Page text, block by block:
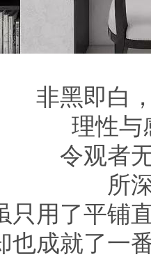
非黑即白
理性与
令观者
所
只用了平铺
也成就了一